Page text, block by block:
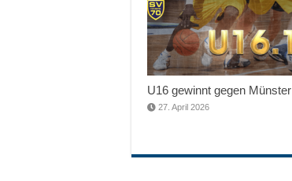
U16 gewinnt gegen Münster
27. April 2026